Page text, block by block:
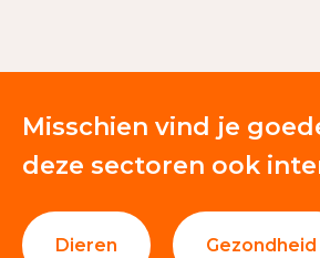
Giften en donaties
Misschien vind je
deze sectoren ook
Dieren Gezondheid